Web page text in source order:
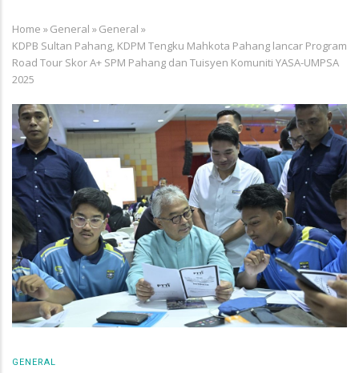
Breadcrumb
Home »General »General »
KDPB Sultan Pahang, KDPM Tengku Mahkota Pahang lancar Program
Road Tour Skor A+ SPM Pahang dan Tuisyen Komuniti YASA-UMPSA
2025
GENERAL